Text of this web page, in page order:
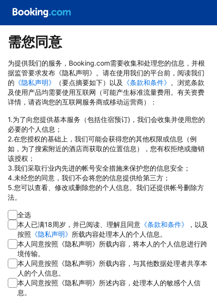
需您同意
为提供我们的服务，Booking.com需要收集和处理您的信息，并根
据监管要求发布《隐私声明》。请在使用我们的平台前，阅读我们
的 《隐私声明》 （要点摘要如下）以及 《条款和条件》 。浏览条款
及使用产品均需要使用互联网（可能产生标准流量费用。有关资费
详情，请咨询您的互联网服务商或移动运营商）：
1.为了向您提供基本服务（包括住宿预订)，我们会收集并使用您的
必要的个人信息；
2.在您授权的基础上，我们可能会获得您的其他权限或信息（例
如，为了搜索附近的酒店而获取的位置信息），您有权拒绝或撤销
该授权；
3.我们采取行业内先进的帐号安全措施来保护您的信息安全；
4.未经您的同意，我们不会将您的信息提供给第三方；
5.您可以查看、修改或删除您的个人信息。我们还提供帐号删除方
法。
全选
本人已满18周岁，并已阅读、理解且同意 《条款和条件》
，以及
按照 《隐私声明》 所载内容处理本人的个人信息。
本人同意按照《隐私声明》所载内容，将本人的个人信息进行跨
境传输。
本人同意按照《隐私声明》所载内容，与其他数据处理者共享本
人的个人信息。
本人同意按照《隐私声明》所述内容，处理本人的敏感个人信
息。